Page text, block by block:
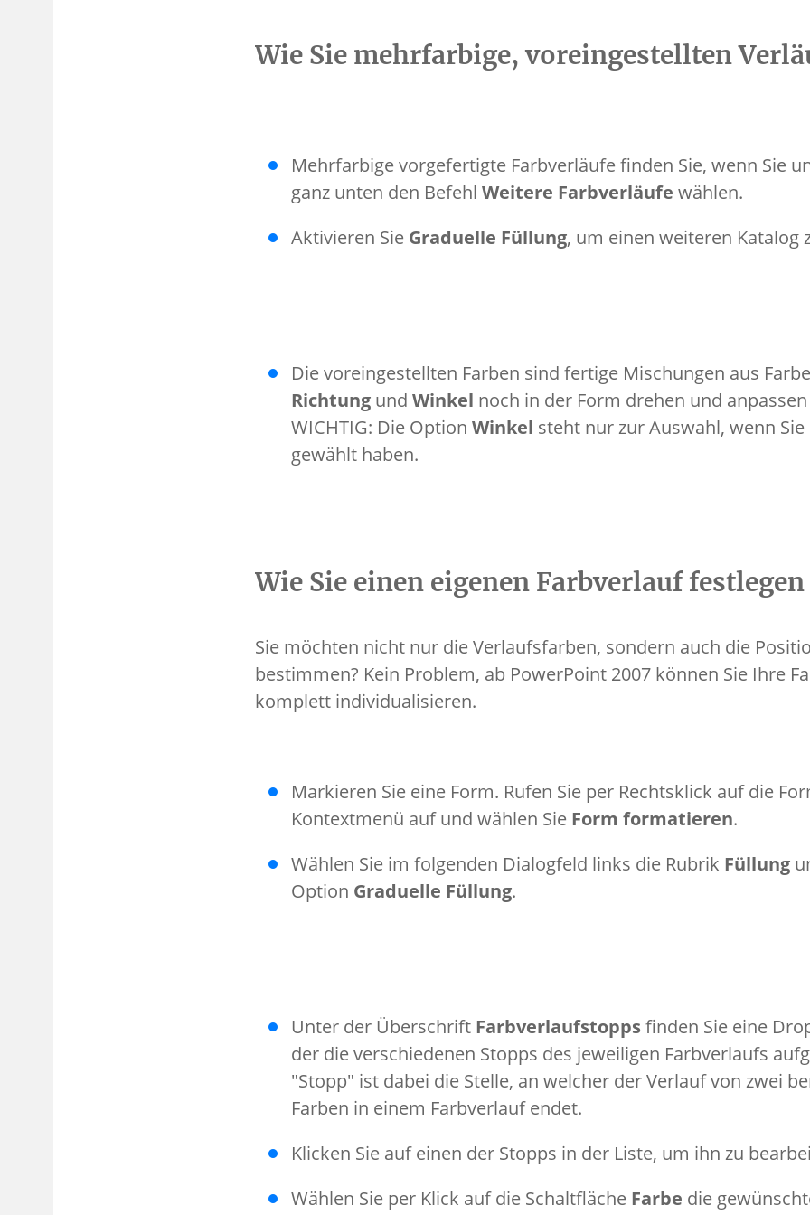
Wie Sie mehrfarbige, voreingestellten
Mehrfarbige vorgefertigte Farbverläufe finden Sie, wenn Sie
ganz unten den Befehl Weitere Farbverläufe wählen.
Aktivieren Sie Graduelle Füllung, um einen weiteren Katalog
Die voreingestellten Farben sind fertige Mischungen aus
Richtung und Winkel noch in der Form drehen und
WICHTIG: Die Option Winkel steht nur zur Auswahl, wenn Sie
gewählt haben.
Wie Sie einen eigenen Farbverlauf festlegen
Sie möchten nicht nur die Verlaufsfarben, sondern auch die
bestimmen? Kein Problem, ab PowerPoint 2007 können Sie Ihre
komplett individualisieren.
Markieren Sie eine Form. Rufen Sie per Rechtsklick auf die
Kontextmenü auf und wählen Sie Form formatieren.
Wählen Sie im folgenden Dialogfeld links die Rubrik Füllung
Option Graduelle Füllung.
Unter der Überschrift Farbverlaufstoppsfinden Sie eine
der die verschiedenen Stopps des jeweiligen Farbverlaufs
"Stopp" ist dabei die Stelle, an welcher der Verlauf von zwei
Farben in einem Farbverlauf endet.
Klicken Sie auf einen der Stopps in der Liste, um ihn zu
Wählen Sie per Klick auf die Schaltfläche Farbe die